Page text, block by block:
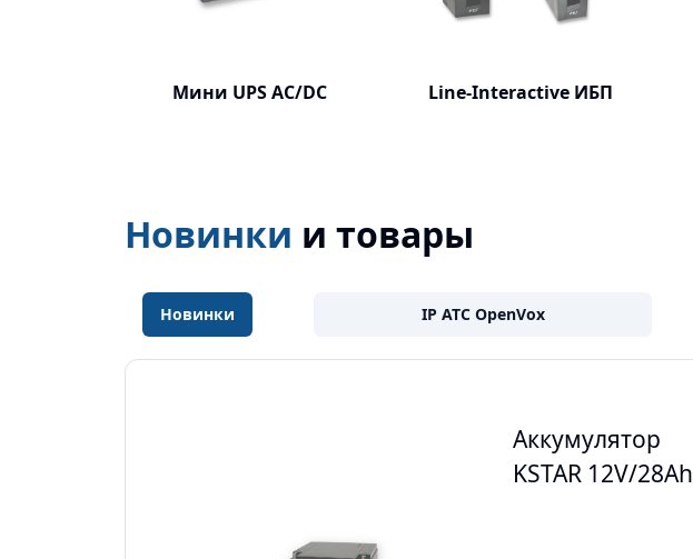
Мини UPS AC/DC Line-Interactive ИБП
Новинки и товары
Новинки IP АТС OpenVox
Аккумулятор
KSTAR 12V/28Ah